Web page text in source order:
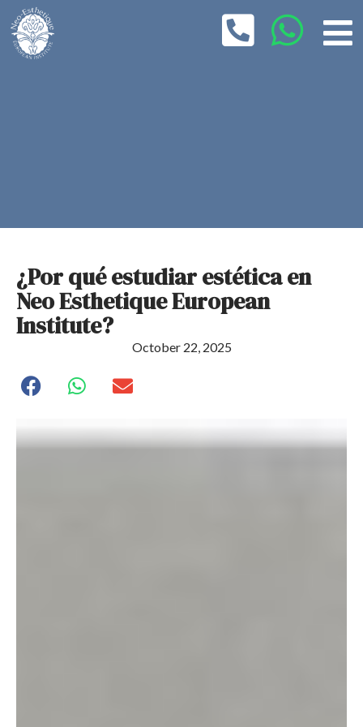
¿Por qué estudiar estética en
Neo Esthetique European
Institute?
October 22, 2025